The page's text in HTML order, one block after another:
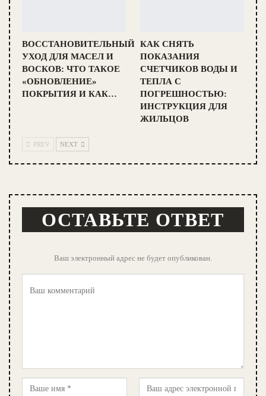
ВОССТАНОВИТЕЛЬНЫЙ
УХОД ДЛЯ МАСЕЛ И
ВОСКОВ: ЧТО ТАКОЕ
«ОБНОВЛЕНИЕ»
ПОКРЫТИЯ И КАК…
КАК СНЯТЬ
ПОКАЗАНИЯ
СЧЕТЧИКОВ ВОДЫ И
ТЕПЛА С
ПОГРЕШНОСТЬЮ:
ИНСТРУКЦИЯ ДЛЯ
ЖИЛЬЦОВ
PREV NEXT
ОСТАВЬТЕ ОТВЕТ
Ваш электронный адрес не будет опубликован.